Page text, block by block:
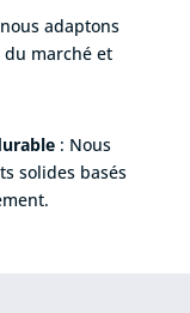
adaptons
du marché et
: Nous
solides basés